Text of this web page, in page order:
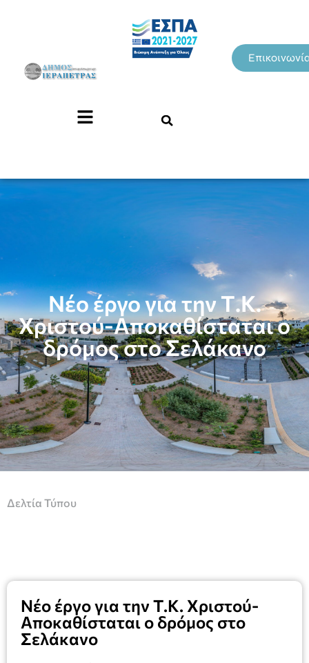
Νέο έργο για την Τ.Κ.
Χριστού-Αποκαθίσταται ο
δρόμος στο Σελάκανο
Δελτία Τύπου
Νέο έργο για την Τ.Κ. Χριστού-
Αποκαθίσταται ο δρόμος στο
Σελάκανο